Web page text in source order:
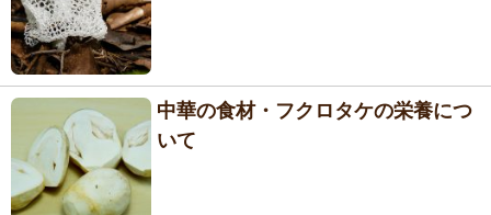
中華の食材・フクロタケの栄養につ
いて